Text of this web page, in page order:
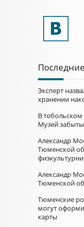
Эксперт
хранении
В
Музей
Александр
Тюменской
Александр
Тюменской
Тюменские
могут
карты